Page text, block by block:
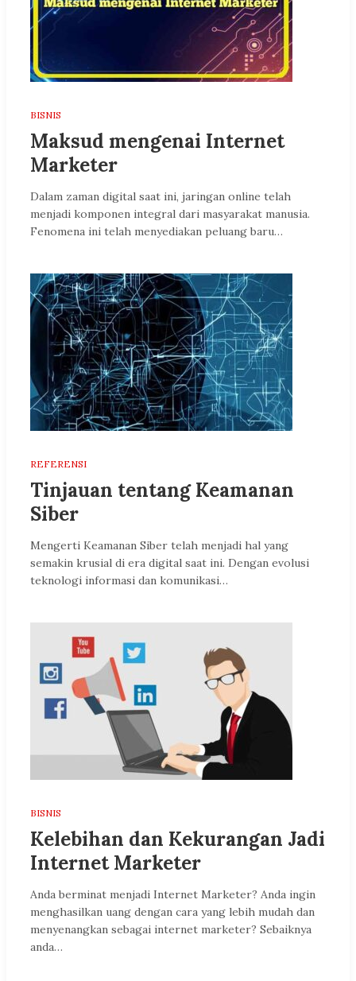
BISNIS
Maksud mengenai Internet
Marketer
Dalam zaman digital saat ini, jaringan online telah
menjadi komponen integral dari masyarakat manusia.
Fenomena ini telah menyediakan peluang baru…
REFERENSI
Tinjauan tentang Keamanan
Siber
Mengerti Keamanan Siber telah menjadi hal yang
semakin krusial di era digital saat ini. Dengan evolusi
teknologi informasi dan komunikasi…
BISNIS
Kelebihan dan Kekurangan Jadi
Internet Marketer
Anda berminat menjadi Internet Marketer? Anda ingin
menghasilkan uang dengan cara yang lebih mudah dan
menyenangkan sebagai internet marketer? Sebaiknya
anda…